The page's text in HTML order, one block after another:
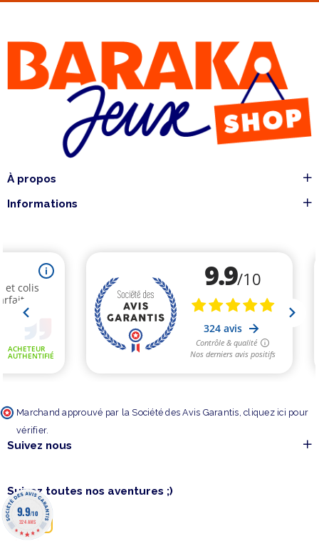
À propos
Informations
Marchand approuvé par la Société des Avis Garantis, cliquez ici pour
vérifier.
Suivez nous
Suivez toutes nos aventures ;)
9.9/10
324 AVIS